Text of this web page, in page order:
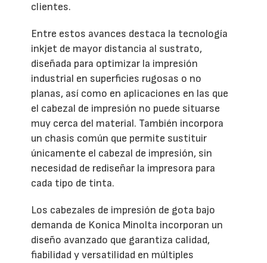
clientes.
Entre estos avances destaca la tecnología
inkjet de mayor distancia al sustrato,
diseñada para optimizar la impresión
industrial en superficies rugosas o no
planas, así como en aplicaciones en las que
el cabezal de impresión no puede situarse
muy cerca del material. También incorpora
un chasis común que permite sustituir
únicamente el cabezal de impresión, sin
necesidad de rediseñar la impresora para
cada tipo de tinta.
Los cabezales de impresión de gota bajo
demanda de Konica Minolta incorporan un
diseño avanzado que garantiza calidad,
fiabilidad y versatilidad en múltiples